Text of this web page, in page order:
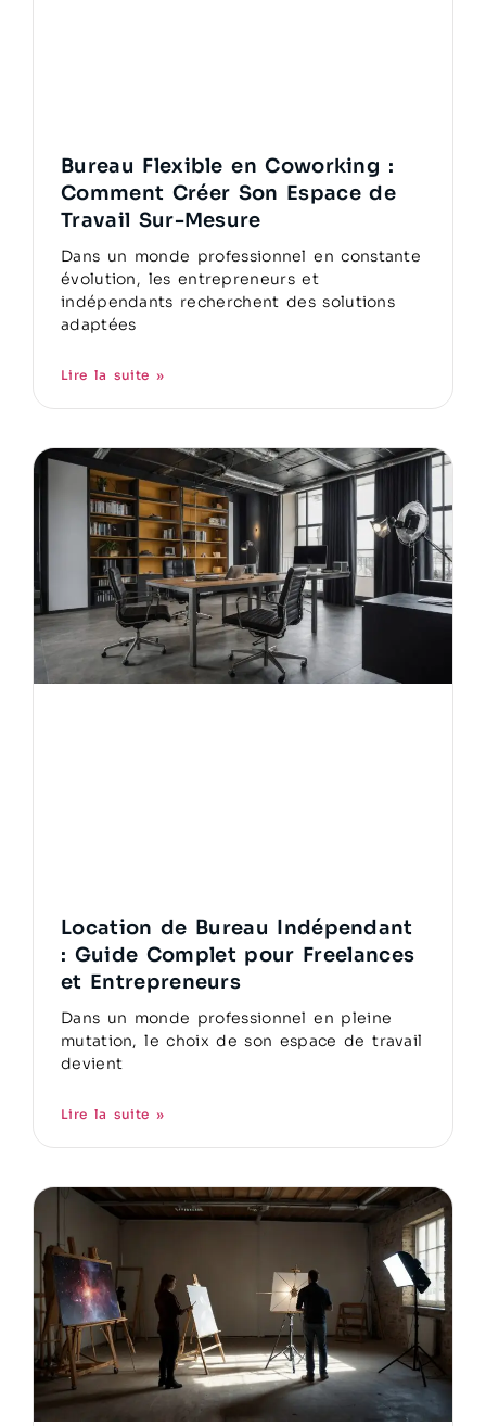
Bureau Flexible en Coworking :
Comment Créer Son Espace de
Travail Sur-Mesure
Dans un monde professionnel en constante
évolution, les entrepreneurs et
indépendants recherchent des solutions
adaptées
Lire la suite »
Location de Bureau Indépendant
: Guide Complet pour Freelances
et Entrepreneurs
Dans un monde professionnel en pleine
mutation, le choix de son espace de travail
devient
Lire la suite »